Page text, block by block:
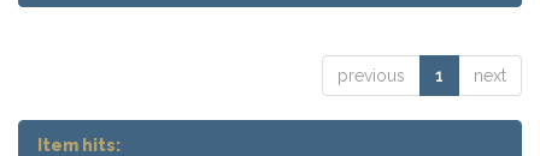
previous 1 next
Item hits: